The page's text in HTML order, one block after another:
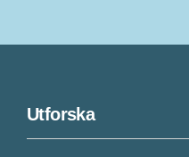
Utforska